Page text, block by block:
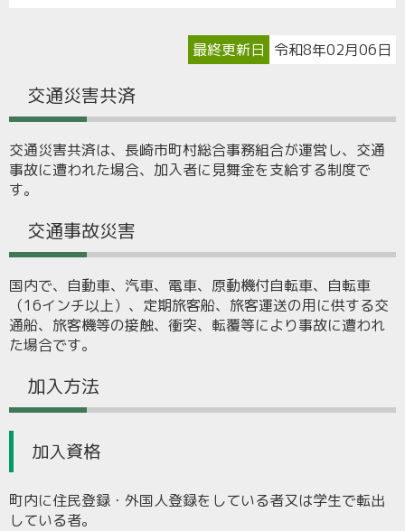
最終更新日 令和8年02月06日
交通災害共済
交通災害共済は、長崎市町村総合事務組合が運営し、交通
事故に遭われた場合、加入者に見舞金を支給する制度で
す。
交通事故災害
国内で、自動車、汽車、電車、原動機付自転車、自転車
（16インチ以上）、定期旅客船、旅客運送の用に供する交
通船、旅客機等の接触、衝突、転覆等により事故に遭われ
た場合です。
加入方法
加入資格
町内に住民登録・外国人登録をしている者又は学生で転出
している者。